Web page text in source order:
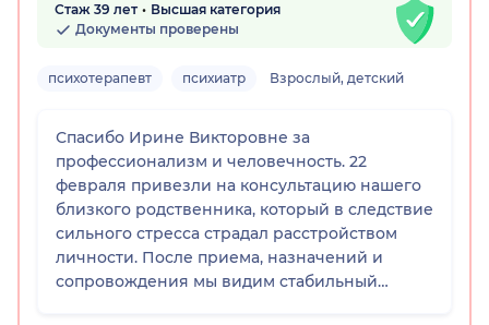
Стаж 39 лет
Высшая категория
Документы проверены
психотерапевт психиатр Взрослый, детский
Спасибо Ирине Викторовне за
профессионализм и человечность. 22
февраля привезли на консультацию нашего
близкого родственника, который в следствие
сильного стресса страдал расстройством
личности. После приема, назначений и
сопровождения мы видим стабильный